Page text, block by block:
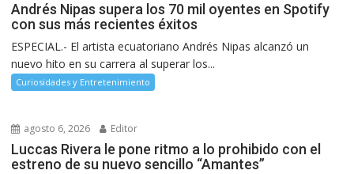
Andrés Nipas supera los 70 mil oyentes en Spotify
con sus más recientes éxitos
ESPECIAL.- El artista ecuatoriano Andrés Nipas alcanzó un
nuevo hito en su carrera al superar los...
Curiosidades y Entretenimiento
agosto 6, 2026 Editor
Luccas Rivera le pone ritmo a lo prohibido con el
estreno de su nuevo sencillo “Amantes”